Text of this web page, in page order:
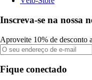
Inscreva-se na nossa
Aproveite 10% de desconto
Fique conectado